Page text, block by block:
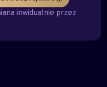
inwidualnie przez